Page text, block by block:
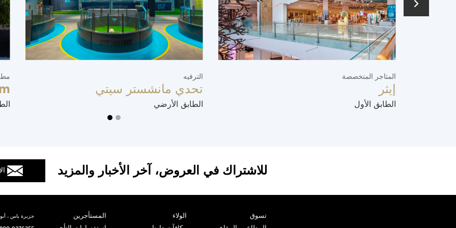
الترفيه
تحدي مانشستر سيتي
الطابق الأرضي
المتاجر المتخصصة
إيثر
الطابق الأول
للاشتراك في العروض، آخر الأخبار والمزيد
تسوق
الولاء المستأجرين جزيرة ياس ،